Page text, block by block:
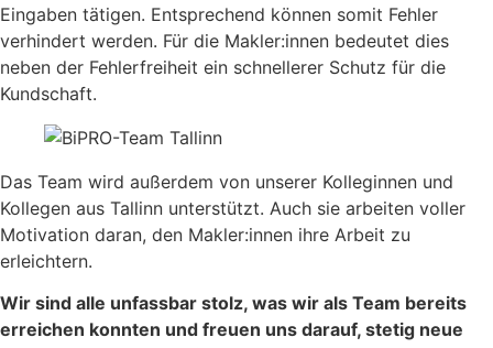
Eingaben tätigen. Entsprechend können somit Fehler
verhindert werden. Für die Makler:innen bedeutet dies
neben der Fehlerfreiheit ein schnellerer Schutz für die
Kundschaft.
Das Team wird außerdem von unserer Kolleginnen und
Kollegen aus Tallinn unterstützt. Auch sie arbeiten voller
Motivation daran, den Makler:innen ihre Arbeit zu
erleichtern.
Wir sind alle unfassbar stolz, was wir als Team bereits
erreichen konnten und freuen uns darauf, stetig neue